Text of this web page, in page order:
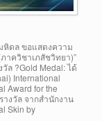
หิดล ขอแสดงความ
าควิชาเภสัชวิทยา)”
ล ?Gold Medal: ได้
International
Award for the
งวัล จากสำนักงาน
Skin by